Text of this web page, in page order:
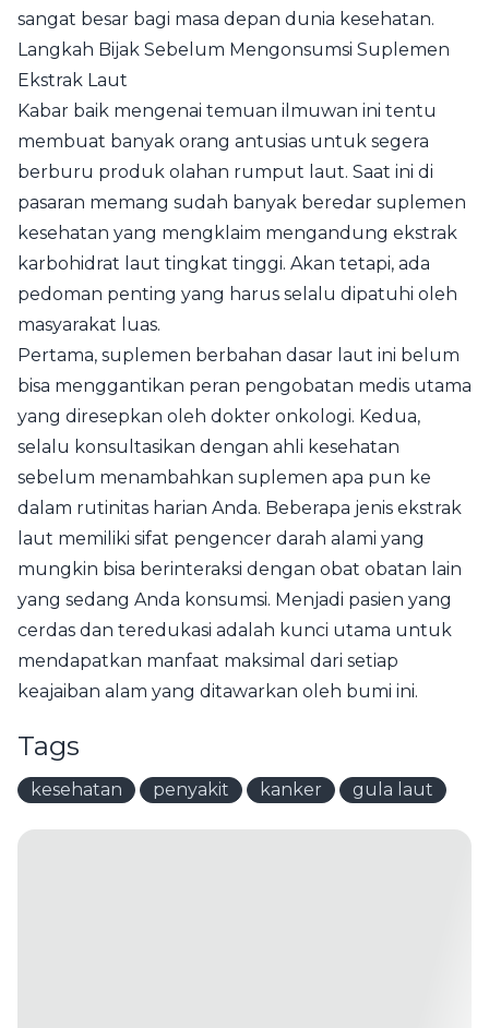
sangat besar bagi masa depan dunia kesehatan.
Langkah Bijak Sebelum Mengonsumsi Suplemen
Ekstrak Laut
Kabar baik mengenai temuan ilmuwan ini tentu
membuat banyak orang antusias untuk segera
berburu produk olahan rumput laut. Saat ini di
pasaran memang sudah banyak beredar suplemen
kesehatan yang mengklaim mengandung ekstrak
karbohidrat laut tingkat tinggi. Akan tetapi, ada
pedoman penting yang harus selalu dipatuhi oleh
masyarakat luas.
Pertama, suplemen berbahan dasar laut ini belum
bisa menggantikan peran pengobatan medis utama
yang diresepkan oleh dokter onkologi. Kedua,
selalu konsultasikan dengan ahli kesehatan
sebelum menambahkan suplemen apa pun ke
dalam rutinitas harian Anda. Beberapa jenis ekstrak
laut memiliki sifat pengencer darah alami yang
mungkin bisa berinteraksi dengan obat obatan lain
yang sedang Anda konsumsi. Menjadi pasien yang
cerdas dan teredukasi adalah kunci utama untuk
mendapatkan manfaat maksimal dari setiap
keajaiban alam yang ditawarkan oleh bumi ini.
Tags
kesehatan penyakit kanker gula laut